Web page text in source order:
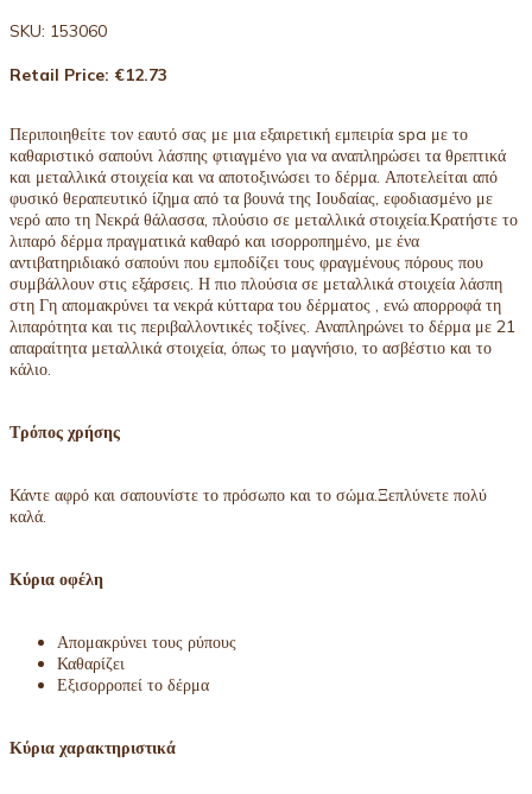
SKU: 153060
Retail Price: €12.73
Περιποιηθείτε τον εαυτό σας με μια εξαιρετική εμπειρία spa με το
καθαριστικό σαπούνι λάσπης φτιαγμένο για να αναπληρώσει τα θρεπτικά
και μεταλλικά στοιχεία και να αποτοξινώσει το δέρμα. Αποτελείται από
φυσικό θεραπευτικό ίζημα από τα βουνά της Ιουδαίας, εφοδιασμένο με
νερό απο τη Νεκρά θάλασσα, πλούσιο σε μεταλλικά στοιχεία.Κρατήστε το
λιπαρό δέρμα πραγματικά καθαρό και ισορροπημένο, με ένα
αντιβατηριδιακό σαπούνι που εμποδίζει τους φραγμένους πόρους που
συμβάλλουν στις εξάρσεις. Η πιο πλούσια σε μεταλλικά στοιχεία λάσπη
στη Γη απομακρύνει τα νεκρά κύτταρα του δέρματος , ενώ απορροφά τη
λιπαρότητα και τις περιβαλλοντικές τοξίνες. Αναπληρώνει το δέρμα με 21
απαραίτητα μεταλλικά στοιχεία, όπως το μαγνήσιο, το ασβέστιο και το
κάλιο.
Τρόπος χρήσης
Κάντε αφρό και σαπουνίστε το πρόσωπο και το σώμα.Ξεπλύνετε πολύ
καλά.
Κύρια οφέλη
Απομακρύνει τους ρύπους
Καθαρίζει
Εξισορροπεί το δέρμα
Κύρια χαρακτηριστικά